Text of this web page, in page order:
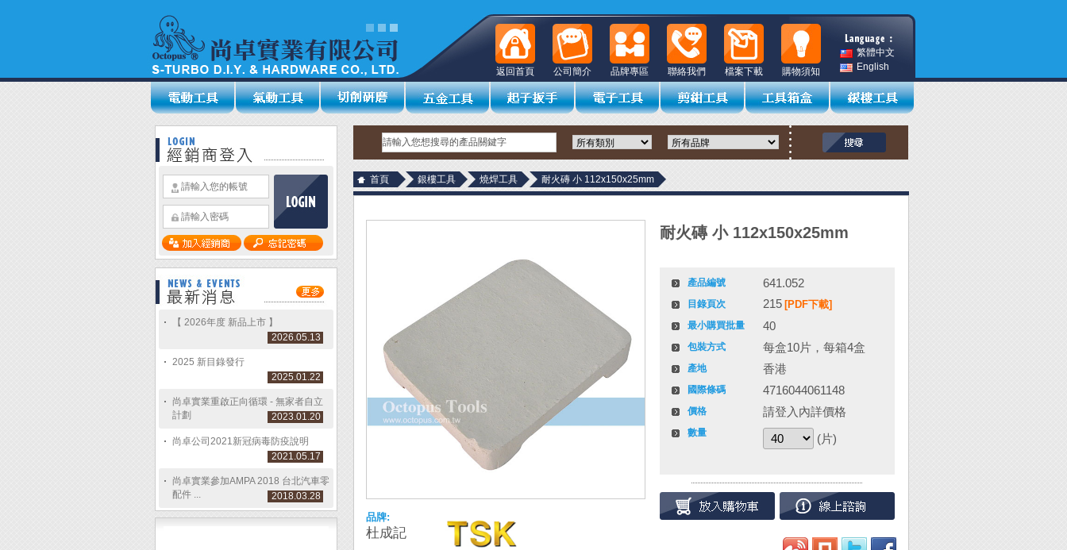
繁體中文
English
購物須知
檔案下載
聯絡我們
品牌專區
公司簡介
返回首頁
【 2026年度 新品上市 】
2026.05.13
2025 新目錄發行
2025.01.22
尚卓實業重啟正向循環 - 無家者自立
計劃
2023.01.20
尚卓公司2021新冠病毒防疫說明
2021.05.17
尚卓實業參加AMPA 2018 台北汽車零
配件 ...
2018.03.28
首頁 銀樓工具 燒焊工具 耐火磚 小 112x150x25mm
品牌:
杜成記
耐火磚 小 112x150x25mm
產品編號 641.052
目錄頁次 215 [PDF下載]
最小購買批量 40
包裝方式 每盒10片，每箱4盒
產地 香港
國際條碼 4716044061148
價格 請登入內詳價格
數量 (片)